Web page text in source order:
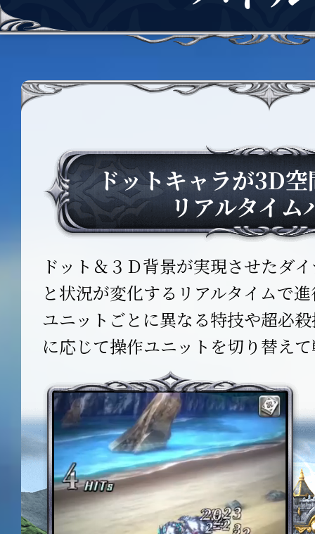
ドットキャラが3D
リアルタイム
ドット＆３Ｄ背景が実現させたダ
と状況が変化するリアルタイムで
ユニットごとに異なる特技や超必
に応じて操作ユニットを切り替え